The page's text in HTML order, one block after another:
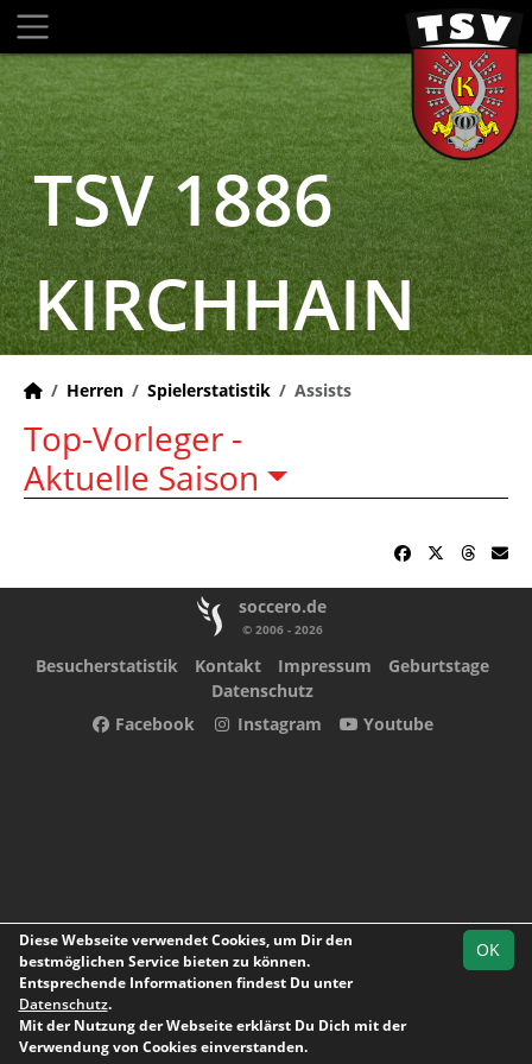
TSV 1886
KIRCHHAIN
Herren Spielerstatistik Assists
Top-Vorleger -
Aktuelle Saison
soccero.de
© 2006 - 2026
Besucherstatistik Kontakt Impressum
Geburtstage
Datenschutz
Facebook
Instagram Youtube
OK
Diese Webseite verwendet Cookies, um Dir den
bestmöglichen Service bieten zu können.
Entsprechende Informationen findest Du unter
Datenschutz.
Mit der Nutzung der Webseite erklärst Du Dich mit der
Verwendung von Cookies einverstanden.